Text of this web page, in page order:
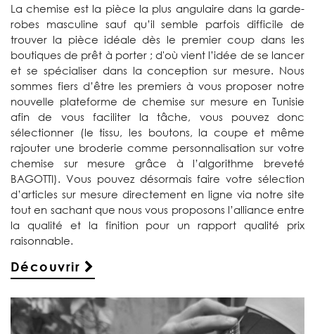
La chemise est la pièce la plus angulaire dans la garde-
robes masculine sauf qu’il semble parfois difficile de
trouver la pièce idéale dès le premier coup dans les
boutiques de prêt à porter ; d'où vient l’idée de se lancer
et se spécialiser dans la conception sur mesure. Nous
sommes fiers d’être les premiers à vous proposer notre
nouvelle plateforme de chemise sur mesure en Tunisie
afin de vous faciliter la tâche, vous pouvez donc
sélectionner (le tissu, les boutons, la coupe et même
rajouter une broderie comme personnalisation sur votre
chemise sur mesure grâce à l’algorithme breveté
BAGOTTI). Vous pouvez désormais faire votre sélection
d’articles sur mesure directement en ligne via notre site
tout en sachant que nous vous proposons l’alliance entre
la qualité et la finition pour un rapport qualité prix
raisonnable.
Découvrir